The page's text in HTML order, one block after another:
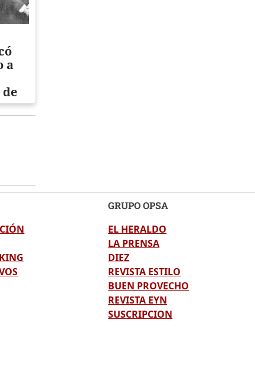
a
GRUPO OPSA
EL HERALDO
LA PRENSA
DIEZ
REVISTA ESTILO
BUEN PROVECHO
REVISTA EYN
SUSCRIPCION